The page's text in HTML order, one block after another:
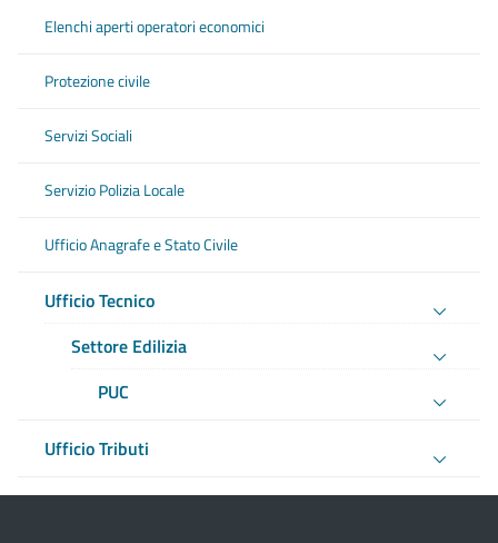
Elenchi aperti operatori economici
Protezione civile
Servizi Sociali
Servizio Polizia Locale
Ufficio Anagrafe e Stato Civile
Ufficio Tecnico
Settore Edilizia
PUC
Ufficio Tributi